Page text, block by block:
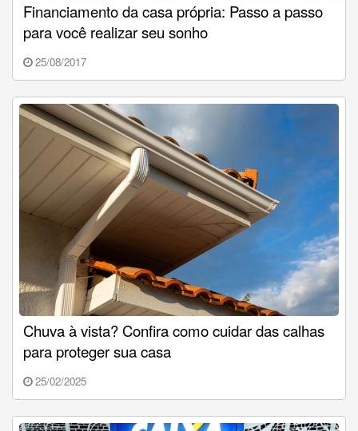
Financiamento da casa própria: Passo a passo
para você realizar seu sonho
25/08/2017
Chuva à vista? Confira como cuidar das calhas
para proteger sua casa
25/02/2025